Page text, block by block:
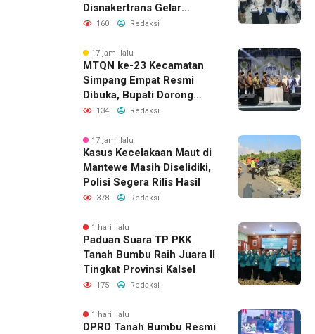
Disnakertrans Gelar
Pelatihan Desain Grafis
160 Redaksi
17 jam lalu
MTQN ke-23 Kecamatan
Simpang Empat Resmi
Dibuka, Bupati Dorong
Lahirnya Generasi Qur’ani
134 Redaksi
17 jam lalu
Kasus Kecelakaan Maut di
Mantewe Masih Diselidiki,
Polisi Segera Rilis Hasil
378 Redaksi
1 hari lalu
Paduan Suara TP PKK
Tanah Bumbu Raih Juara II
Tingkat Provinsi Kalsel
175 Redaksi
1 hari lalu
DPRD Tanah Bumbu Resmi